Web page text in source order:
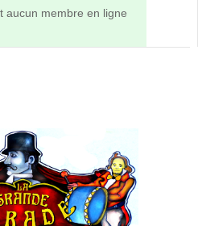
aucun membre en ligne